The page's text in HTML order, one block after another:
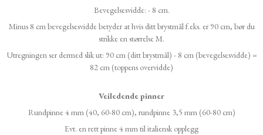
Bevegelsesvidde: - 8 cm.
Minus 8 cm bevegelsesvidde betyder at hvis ditt brystmål f.eks. er 90 cm, bør du
strikke en størrelse M.
Utregningen ser dermed slik ut: 90 cm (ditt brystmål) - 8 cm (bevegelsesvidde) =
82 cm (toppens overvidde)
Veiledende pinner
Rundpinne 4 mm (40, 60-80 cm), rundpinne 3,5 mm (60-80 cm)
Evt. en rett pinne 4 mm til italiensk opplegg